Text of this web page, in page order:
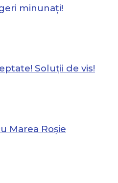
minunați!
Soluții de vis!
Marea Roșie